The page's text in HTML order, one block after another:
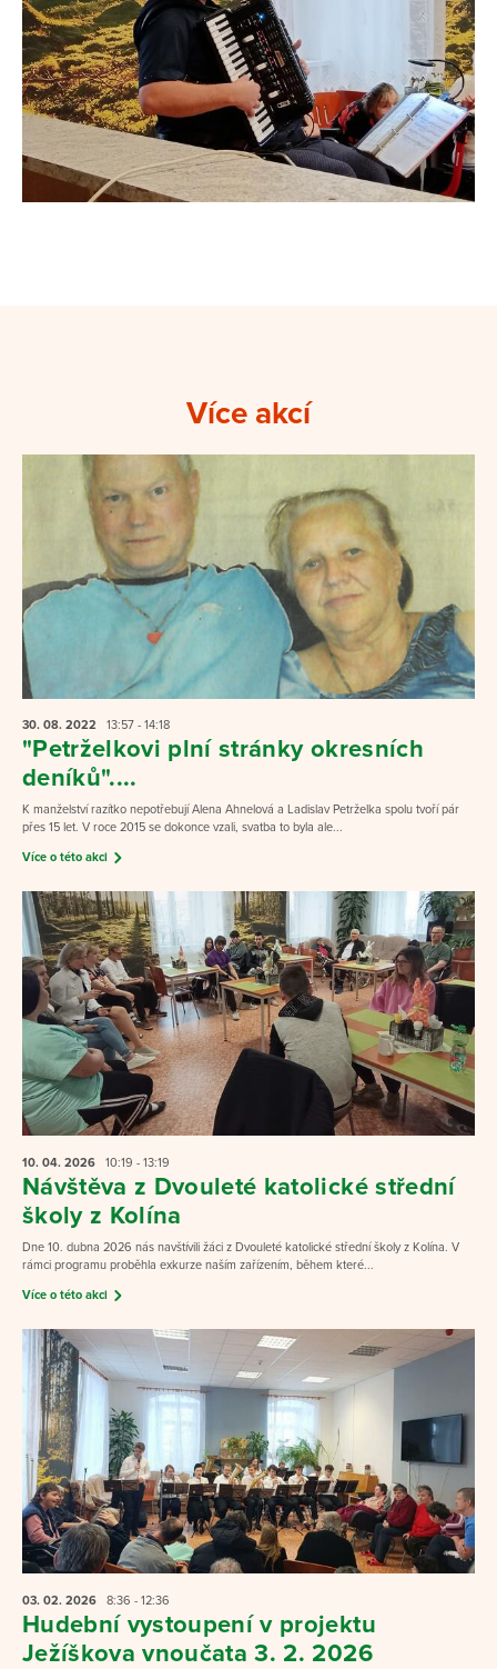
Více akcí
30. 08. 2022 13:57 - 14:18
"Petrželkovi plní stránky okresních
deníků"....
K manželství razítko nepotřebují Alena Ahnelová a Ladislav Petrželka spolu tvoří pár
přes 15 let. V roce 2015 se dokonce vzali, svatba to byla ale...
Více o této akci
10. 04. 2026 10:19 - 13:19
Návštěva z Dvouleté katolické střední
školy z Kolína
Dne 10. dubna 2026 nás navštívili žáci z Dvouleté katolické střední školy z Kolína. V
rámci programu proběhla exkurze naším zařízením, během které...
Více o této akci
03. 02. 2026 8:36 - 12:36
Hudební vystoupení v projektu
Ježíškova vnoučata 3. 2. 2026